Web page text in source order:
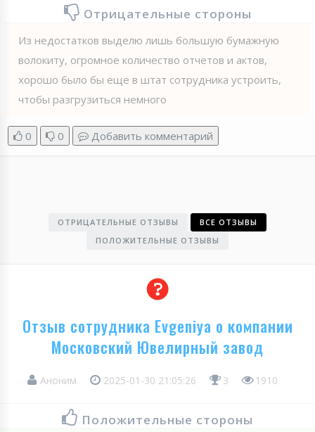
Отрицательные стороны
Из недостатков выделю лишь большую бумажную
волокиту, огромное количество отчетов и актов,
хорошо было бы еще в штат сотрудника устроить,
чтобы разгрузиться немного
0 0 Добавить комментарий
ОТРИЦАТЕЛЬНЫЕ ОТЗЫВЫ
ВСЕ ОТЗЫВЫ
ПОЛОЖИТЕЛЬНЫЕ ОТЗЫВЫ
Отзыв сотрудника Evgeniya о компании
Московский Ювелирный завод
Аноним 2025-01-30 21:05:26 3 1910
Положительные стороны